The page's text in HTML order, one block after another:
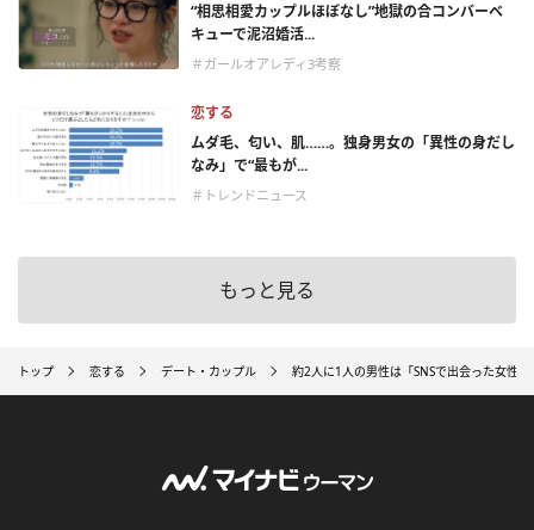
“相思相愛カップルほぼなし”地獄の合コンバーベ
キューで泥沼婚活...
＃ガールオアレディ3考察
恋する
ムダ毛、匂い、肌……。独身男女の「異性の身だし
なみ」で“最もが...
＃トレンドニュース
もっと見る
トップ 恋する デート・カップル 約2人に1人の男性は「SNSで出会った女性